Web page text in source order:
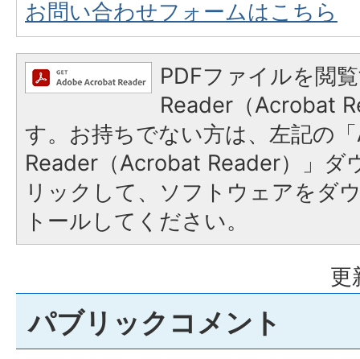
お問い合わせフォームはこちら
PDFファイルを閲
Reader（Acrobat
す。お持ちでない方は、左記の
Reader（Acrobat Reader）」ダ
リックして、ソフトウェアをダ
トールしてください。
更
パブリックコメント